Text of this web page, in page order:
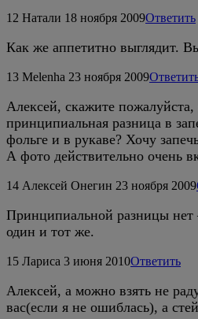
12 Натали 18 ноября 2009Ответить
Как же аппетитно выглядит.
13 Melenha 23 ноября 2009
Алексей, скажите пожалуйста,
принципиальная разница в
фольге и в рукаве? Хочу
А фото действительно очень
14 Алексей Онегин 23 ноября 2009
Принципиальной разницы
один и тот же.
15 Лариса 3 июня 2010Ответить
Алексей, а можно взять не
вас(если я не ошиблась), а